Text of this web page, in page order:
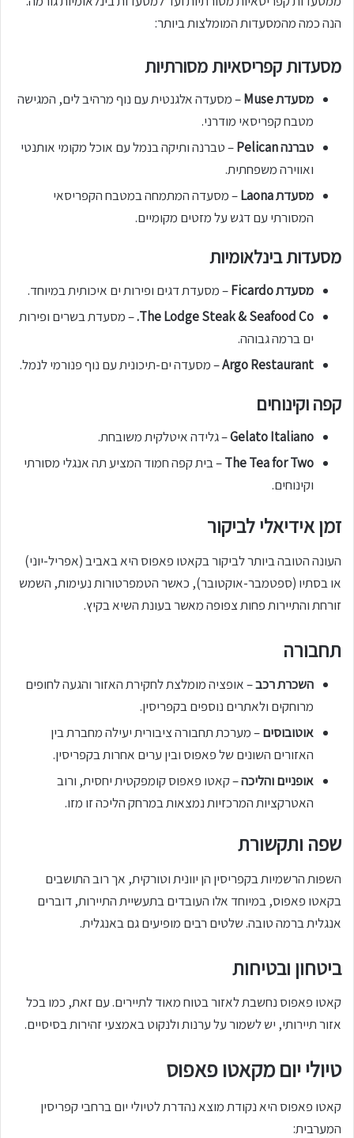
הנה כמה מהמסעדות המומלצות ביותר:
מסעדות קפריסאיות מסורתיות
מסעדת Muse
– מסעדה אלגנטית עם נוף מרהיב לים, המגישה
מטבח קפריסאי מודרני.
טברנה Pelican
– טברנה ותיקה בנמל עם אוכל מקומי אותנטי
ואווירה משפחתית.
מסעדת Laona
– מסעדה המתמחה במטבח הקפריסאי
המסורתי עם דגש על מזטים מקומיים.
מסעדות בינלאומיות
מסעדת Ficardo
– מסעדת דגים ופירות ים איכותית במיוחד.
The Lodge Steak & Seafood Co. – מסעדת בשרים ופירות
ים ברמה גבוהה.
Argo Restaurant– מסעדה ים-תיכונית עם נוף פנורמי לנמל.
קפה וקינוחים
Gelato Italiano– גלידה איטלקית משובחת.
The Tea for Two– בית קפה חמוד המציע תה אנגלי מסורתי
וקינוחים.
זמן אידיאלי לביקור
העונה הטובה ביותר לביקור בקאטו פאפוס היא באביב (אפריל-יוני)
או בסתיו (ספטמבר-אוקטובר), כאשר הטמפרטורות נעימות, השמש
זורחת והתיירות פחות צפופה מאשר בעונת השיא בקיץ.
תחבורה
השכרת רכב– אופציה מומלצת לחקירת האזור והגעה לחופים
מרוחקים ולאתרים נוספים בקפריסין.
אוטובוסים– מערכת תחבורה ציבורית יעילה מחברת בין
האזורים השונים של פאפוס ובין ערים אחרות בקפריסין.
אופניים והליכה– קאטו פאפוס קומפקטית יחסית, ורוב
האטרקציות המרכזיות נמצאות במרחק הליכה זו מזו.
שפה ותקשורת
השפות הרשמיות בקפריסין הן יוונית וטורקית, אך רוב התושבים
בקאטו פאפוס, במיוחד אלו העובדים בתעשיית התיירות, דוברים
אנגלית ברמה טובה. שלטים רבים מופיעים גם באנגלית.
ביטחון ובטיחות
קאטו פאפוס נחשבת לאזור בטוח מאוד לתיירים. עם זאת, כמו בכל
אזור תיירותי, יש לשמור על ערנות ולנקוט באמצעי זהירות בסיסיים.
טיולי יום מקאטו פאפוס
קאטו פאפוס היא נקודת מוצא נהדרת לטיולי יום ברחבי קפריסין
המערבית: